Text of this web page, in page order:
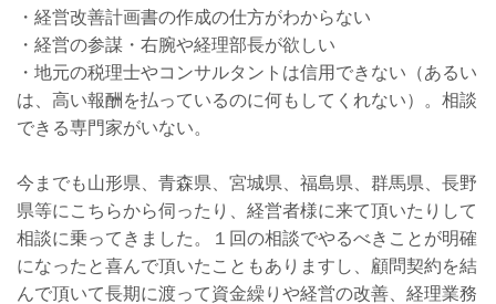
・経営改善計画書の作成の仕方がわからない
・経営の参謀・右腕や経理部長が欲しい
・地元の税理士やコンサルタントは信用できない（あるい
は、高い報酬を払っているのに何もしてくれない）。相談
できる専門家がいない。
今までも山形県、青森県、宮城県、福島県、群馬県、長野
県等にこちらから伺ったり、経営者様に来て頂いたりして
相談に乗ってきました。１回の相談でやるべきことが明確
になったと喜んで頂いたこともありますし、顧問契約を結
んで頂いて長期に渡って資金繰りや経営の改善、経理業務